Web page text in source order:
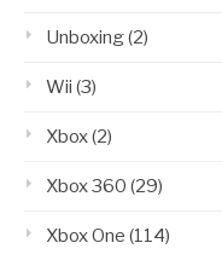
Unboxing(2)
Wii (3)
Xbox(2)
Xbox 360 (29)
Xbox One (114)